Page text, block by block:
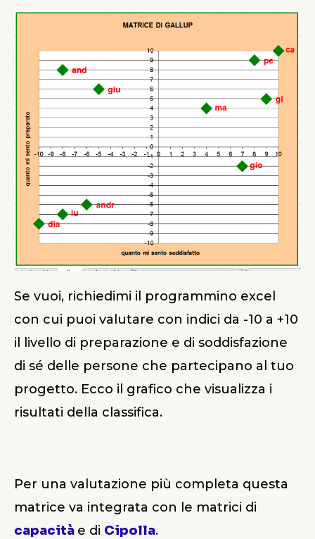
Se vuoi, richiedimi il programmino excel
con cui puoi valutare con indici da -10 a +10
il livello di preparazione e di soddisfazione
di sé delle persone che partecipano al tuo
progetto. Ecco il grafico che visualizza i
risultati della classifica.
Per una valutazione più completa questa
matrice va integrata con le matrici di
capacità e di Cipolla.